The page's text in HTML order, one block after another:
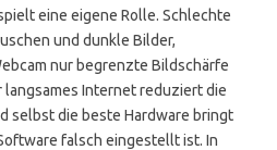
eine eigene Rolle. Schlechte
und dunkle Bilder,
nur begrenzte Bildschärfe
langsames Internet reduziert die
selbst die beste Hardware bringt
falsch eingestellt ist. In